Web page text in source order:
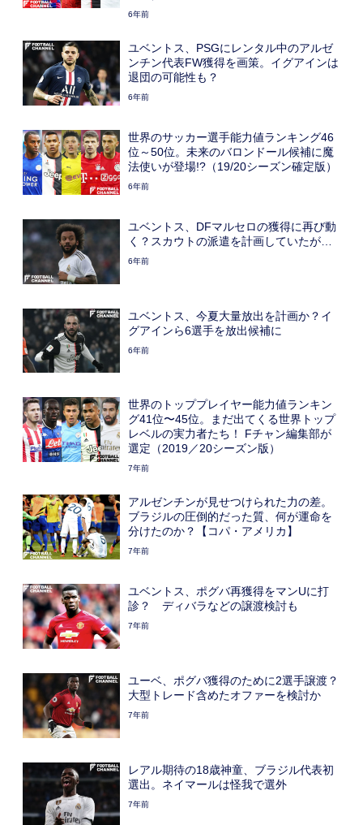
6年前
ユベントス、PSGにレンタル中のアルゼ
ンチン代表FW獲得を画策。イグアインは
退団の可能性も？
6年前
世界のサッカー選手能力値ランキング46
位～50位。未来のバロンドール候補に魔
法使いが登場!?（19/20シーズン確定版）
6年前
ユベントス、DFマルセロの獲得に再び動
く？スカウトの派遣を計画していたが…
6年前
ユベントス、今夏大量放出を計画か？イ
グアインら6選手を放出候補に
6年前
世界のトッププレイヤー能力値ランキン
グ41位〜45位。まだ出てくる世界トップ
レベルの実力者たち！ Fチャン編集部が
選定（2019／20シーズン版）
7年前
アルゼンチンが見せつけられた力の差。
ブラジルの圧倒的だった質、何が運命を
分けたのか？【コパ・アメリカ】
7年前
ユベントス、ポグバ再獲得をマンUに打
診？ ディバラなどの譲渡検討も
7年前
ユーベ、ポグバ獲得のために2選手譲渡？
大型トレード含めたオファーを検討か
7年前
レアル期待の18歳神童、ブラジル代表初
選出。ネイマールは怪我で選外
7年前